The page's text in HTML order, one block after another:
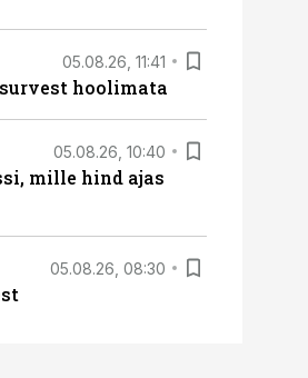
05.08.26, 11:41
hoolimata
05.08.26, 10:40
mille hind ajas
05.08.26, 08:30